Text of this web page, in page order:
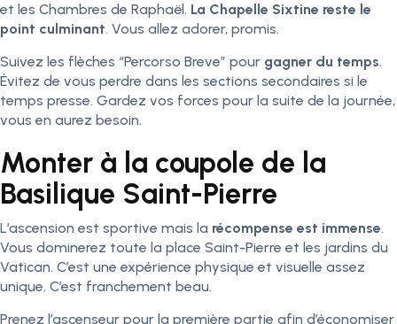
et les Chambres de Raphaël. La Chapelle Sixtine reste le
point culminant. Vous allez adorer, promis.
Suivez les flèches “Percorso Breve” pour gagner du temps.
Évitez de vous perdre dans les sections secondaires si le
temps presse. Gardez vos forces pour la suite de la journée,
vous en aurez besoin.
Monter à la coupole de la
Basilique Saint-Pierre
L’ascension est sportive mais la récompense est immense.
Vous dominerez toute la place Saint-Pierre et les jardins du
Vatican. C’est une expérience physique et visuelle assez
unique. C’est franchement beau.
Prenez l’ascenseur pour la première partie afin d’économiser